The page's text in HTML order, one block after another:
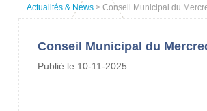
Actualités & News > Conseil Municipal du
Conseil Municipal du
Publié le 10-11-2025